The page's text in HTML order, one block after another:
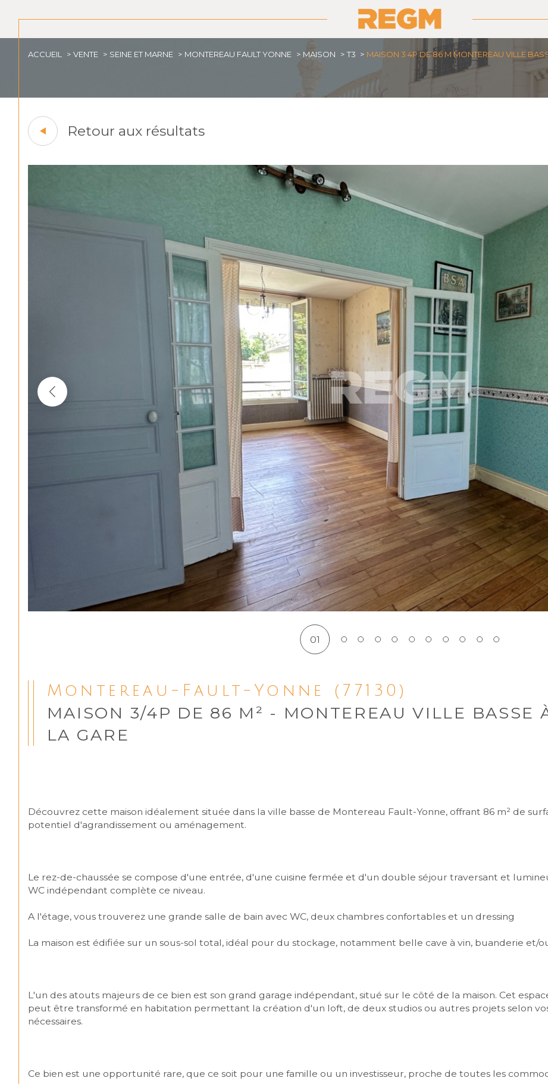
ACCUEIL VENTE SEINE ET MARNE MONTEREAU FAULT YONNE MAISON T3 MAISON 3 4P DE 86 M MONTEREAU VILLE
Retour aux résultats
01
Montereau-Fault-Yonne (77130)
MAISON 3/4P DE 86 M² - MONTEREAU VILLE BASSE
LA GARE
Découvrez cette maison idéalement située dans la ville basse de Montereau Fault-Yonne, offrant 86 m² de
potentiel d'agrandissement ou aménagement.
Le rez-de-chaussée se compose d'une entrée, d'une cuisine fermée et d'un double séjour traversant et
WC indépendant complète ce niveau.
A l'étage, vous trouverez une grande salle de bain avec WC, deux chambres confortables et un dressing
La maison est édifiée sur un sous-sol total, idéal pour du stockage, notamment belle cave à vin, buanderie et/
L'un des atouts majeurs de ce bien est son grand garage indépendant, situé sur le côté de la maison. Cet
peut être transformé en habitation permettant la création d'un loft, de deux studios ou autres projets selon
nécessaires.
Ce bien est une opportunité rare, que ce soit pour une famille ou un investisseur, proche de toutes les